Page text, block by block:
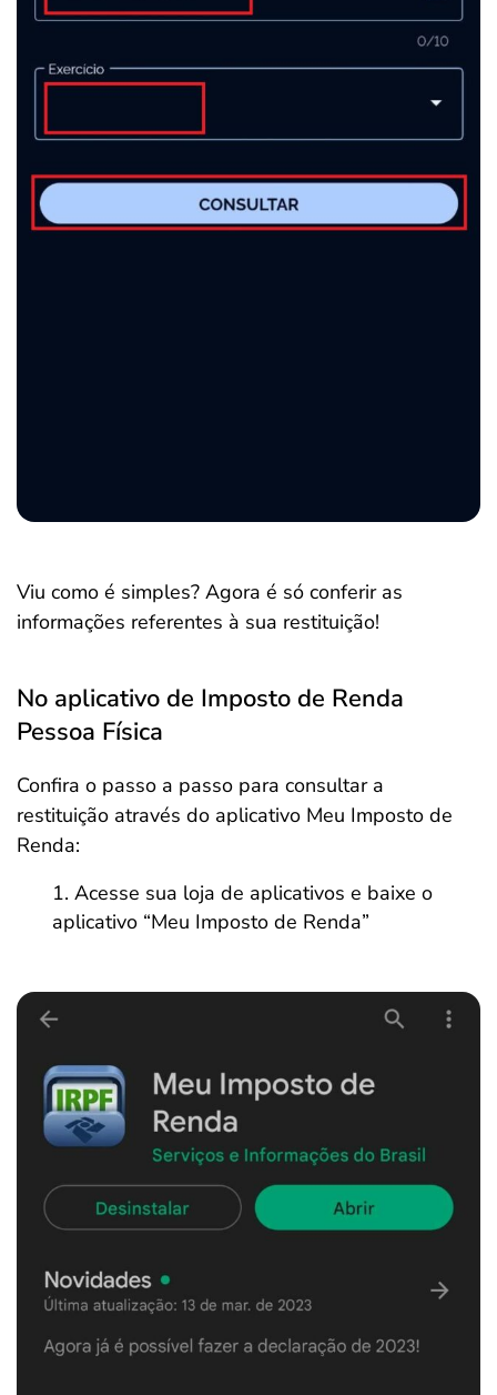
Viu como é simples? Agora é só conferir as
informações referentes à sua restituição!
No aplicativo de Imposto de Renda
Pessoa Física
Confira o passo a passo para consultar a
restituição através do aplicativo Meu Imposto de
Renda:
Acesse sua loja de aplicativos e baixe o
aplicativo “Meu Imposto de Renda”